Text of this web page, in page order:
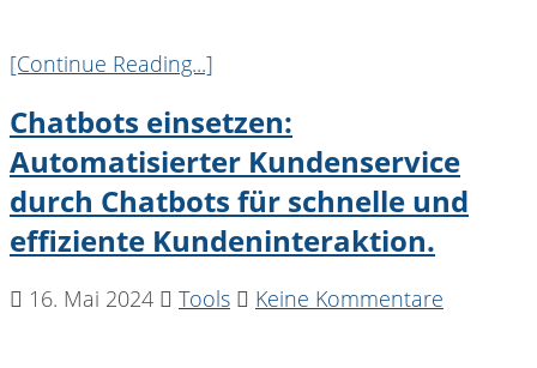
[Continue Reading...]
Chatbots einsetzen:
Automatisierter Kundenservice
durch Chatbots für schnelle und
effiziente Kundeninteraktion.
16. Mai 2024 Tools Keine Kommentare